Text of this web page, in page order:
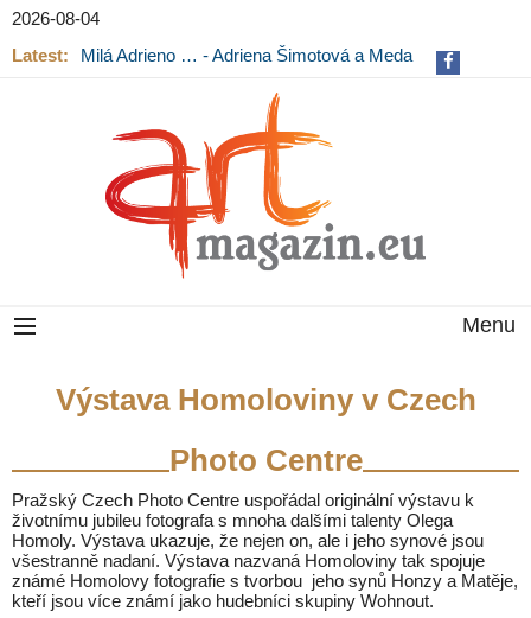
2026-08-04
Latest:
Milá Adrieno … - Adriena Šimotová a Meda
Menu
Výstava Homoloviny v Czech
Photo Centre
Pražský Czech Photo Centre uspořádal originální výstavu k
životnímu jubileu fotografa s mnoha dalšími talenty Olega
Homoly. Výstava ukazuje, že nejen on, ale i jeho synové jsou
všestranně nadaní. Výstava nazvaná Homoloviny tak spojuje
známé Homolovy fotografie s tvorbou jeho synů Honzy a Matěje,
kteří jsou více známí jako hudebníci skupiny Wohnout.